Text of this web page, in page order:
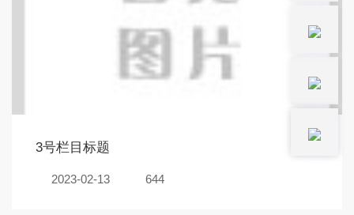
3号栏目标题
2023-02-13 644